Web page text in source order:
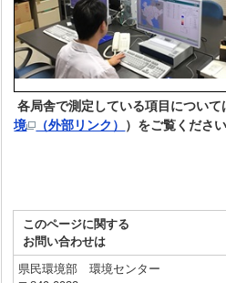
各局舎で測定している項目について
境
（外部リンク） ）をご覧ください
このページに関する
お問い合わせは
県民環境部 環境センター